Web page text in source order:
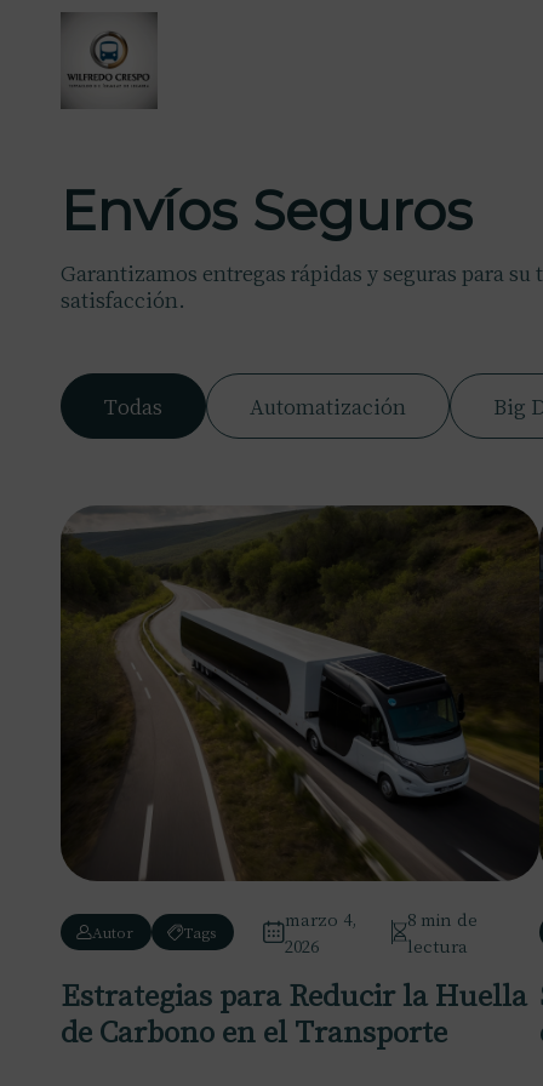
Envíos Seguros
Garantizamos entregas rápidas y seguras para
satisfacción.
Todas Automatización Big
Autor Tags
marzo 4,
2026
8 min de
lectura
Estrategias para Reducir la Huella
de Carbono en el Transporte